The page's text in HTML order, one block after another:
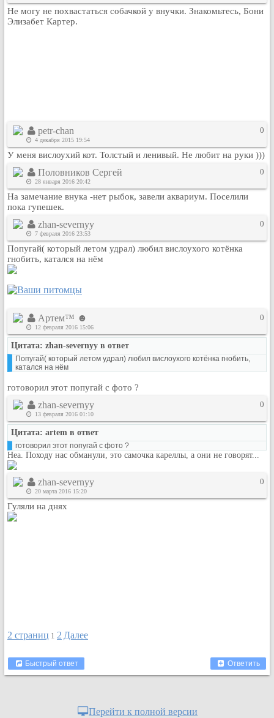
Не могу не похвастаться собачкой у внучки. Знакомьтесь, Бони
Элизабет Картер.
petr-chan
4 декабря 2015 19:54
0
У меня вислоухий кот. Толстый и ленивый. Не любит на руки )))
Половников Сергей
28 января 2016 20:42
0
На замечание внука -нет рыбок, завели аквариум. Поселили
пока гупешек.
zhan-severnyy
7 февраля 2016 23:53
0
Попугай( который летом удрал) любил вислоухого котёнка
гнобить, катался на нём
Артем™ ☻
12 февраля 2016 15:06
0
Цитата: zhan-severnyy в ответ
Попугай( который летом удрал) любил вислоухого котёнка гнобить,
катался на нём
готоворил этот попугай с фото ?
zhan-severnyy
13 февраля 2016 01:10
0
Цитата: artem в ответ
готоворил этот попугай с фото ?
Неа. Походу нас обманули, это самочка кареллы, а они не говорят...
zhan-severnyy
20 марта 2016 15:20
0
Гуляли на днях
2 страниц 1 2 Далее
Быстрый ответ Ответить
Перейти к полной версии